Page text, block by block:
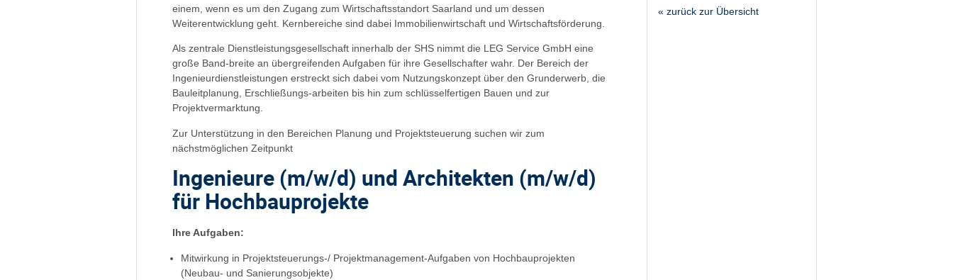
einem, wenn es um den Zugang zum Wirtschaftsstandort Saarland und um dessen
Weiterentwicklung geht. Kernbereiche sind dabei Immobilienwirtschaft und Wirtschaftsförderung.
Als zentrale Dienstleistungsgesellschaft innerhalb der SHS nimmt die LEG Service GmbH eine
große Band-breite an übergreifenden Aufgaben für ihre Gesellschafter wahr. Der Bereich der
Ingenieurdienstleistungen erstreckt sich dabei vom Nutzungskonzept über den Grunderwerb, die
Bauleitplanung, Erschließungs-arbeiten bis hin zum schlüsselfertigen Bauen und zur
Projektvermarktung.
Zur Unterstützung in den Bereichen Planung und Projektsteuerung suchen wir zum
nächstmöglichen Zeitpunkt
Ingenieure (m/w/d) und Architekten (m/w/d)
für Hochbauprojekte
Ihre Aufgaben:
Mitwirkung in Projektsteuerungs-/ Projektmanagement-Aufgaben von Hochbauprojekten
(Neubau- und Sanierungsobjekte)
« zurück zur Übersicht